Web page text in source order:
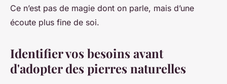
Ce n’est pas de magie dont on parle, mais d’une
écoute plus fine de soi.
Identifier vos besoins avant
d'adopter des pierres naturelles